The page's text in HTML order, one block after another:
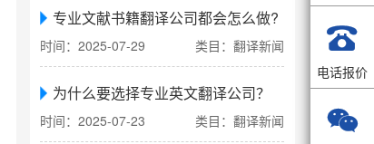
专业文献书籍翻译公司都会怎么做?
时间：2025-07-29 类目：翻译新闻
为什么要选择专业英文翻译公司？
时间：2025-07-23 类目：翻译新闻

电话报价
